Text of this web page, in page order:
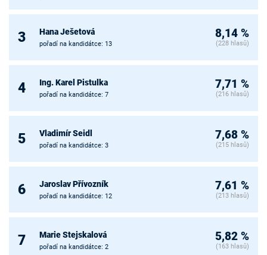
3 Hana Ješetová
pořadí na kandidátce: 13
8,14 %
(228 hlasů)
4 Ing. Karel Pistulka
pořadí na kandidátce: 7
7,71 %
(216 hlasů)
5 Vladimír Seidl
pořadí na kandidátce: 3
7,68 %
(215 hlasů)
6 Jaroslav Přívozník
pořadí na kandidátce: 12
7,61 %
(213 hlasů)
7 Marie Stejskalová
pořadí na kandidátce: 2
5,82 %
(163 hlasů)